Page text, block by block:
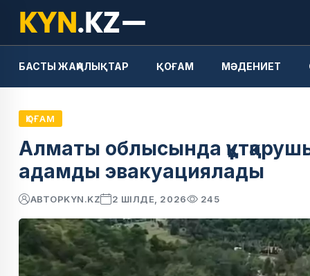
БАСТЫ ЖАҢАЛЫҚТАР ҚОҒАМ МӘДЕНИЕТ
ҚОҒАМ
Алматы облысында
адамды эвакуациялады
АВТОРKYN.KZ 2 ШІЛДЕ, 2026 245